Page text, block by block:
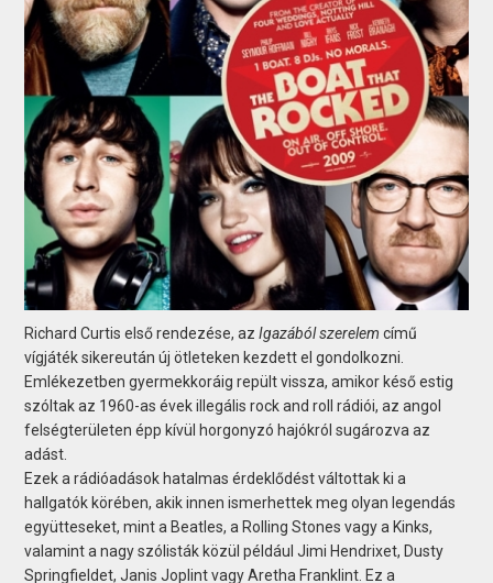
Richard Curtis első rendezése, azIgazából szerelemcímű
vígjáték sikereután új ötleteken kezdett el gondolkozni.
Emlékezetben gyermekkoráig repült vissza, amikor késő estig
szóltak az 1960-as évek illegális rock and roll rádiói, az angol
felségterületen épp kívül horgonyzó hajókról sugározva az
adást.
Ezek a rádióadások hatalmas érdeklődést váltottak ki a
hallgatók körében, akik innen ismerhettek meg olyan legendás
együtteseket, mint a Beatles, a Rolling Stones vagy a Kinks,
valamint a nagy szólisták közül például Jimi Hendrixet, Dusty
Springfieldet, Janis Joplint vagy Aretha Franklint. Ez a